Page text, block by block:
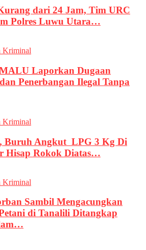
dari 24 Jam, Tim URC
Polres Luwu Utara…
Kriminal
Laporkan Dugaan
Penerbangan Ilegal Tanpa
Kriminal
Buruh Angkut LPG 3 Kg Di
Hisap Rokok Diatas…
Kriminal
Sambil Mengacungkan
di Tanalili Ditangkap